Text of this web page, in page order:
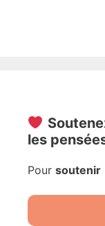
les
Pour soutenir